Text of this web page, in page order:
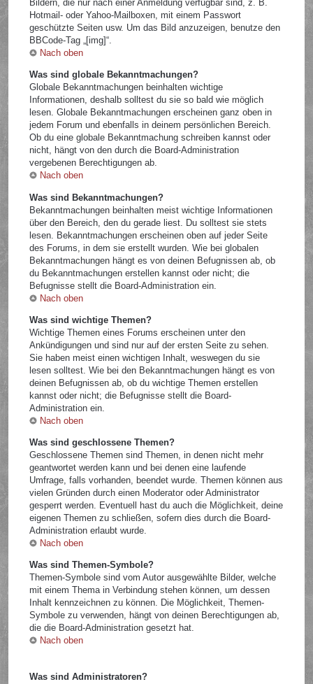
Bildern, die nur nach einer Anmeldung verfügbar sind, z. B.
Hotmail- oder Yahoo-Mailboxen, mit einem Passwort
geschützte Seiten usw. Um das Bild anzuzeigen, benutze den
BBCode-Tag „[img]“.
Nach oben
Was sind globale Bekanntmachungen?
Globale Bekanntmachungen beinhalten wichtige
Informationen, deshalb solltest du sie so bald wie möglich
lesen. Globale Bekanntmachungen erscheinen ganz oben in
jedem Forum und ebenfalls in deinem persönlichen Bereich.
Ob du eine globale Bekanntmachung schreiben kannst oder
nicht, hängt von den durch die Board-Administration
vergebenen Berechtigungen ab.
Nach oben
Was sind Bekanntmachungen?
Bekanntmachungen beinhalten meist wichtige Informationen
über den Bereich, den du gerade liest. Du solltest sie stets
lesen. Bekanntmachungen erscheinen oben auf jeder Seite
des Forums, in dem sie erstellt wurden. Wie bei globalen
Bekanntmachungen hängt es von deinen Befugnissen ab, ob
du Bekanntmachungen erstellen kannst oder nicht; die
Befugnisse stellt die Board-Administration ein.
Nach oben
Was sind wichtige Themen?
Wichtige Themen eines Forums erscheinen unter den
Ankündigungen und sind nur auf der ersten Seite zu sehen.
Sie haben meist einen wichtigen Inhalt, weswegen du sie
lesen solltest. Wie bei den Bekanntmachungen hängt es von
deinen Befugnissen ab, ob du wichtige Themen erstellen
kannst oder nicht; die Befugnisse stellt die Board-
Administration ein.
Nach oben
Was sind geschlossene Themen?
Geschlossene Themen sind Themen, in denen nicht mehr
geantwortet werden kann und bei denen eine laufende
Umfrage, falls vorhanden, beendet wurde. Themen können aus
vielen Gründen durch einen Moderator oder Administrator
gesperrt werden. Eventuell hast du auch die Möglichkeit, deine
eigenen Themen zu schließen, sofern dies durch die Board-
Administration erlaubt wurde.
Nach oben
Was sind Themen-Symbole?
Themen-Symbole sind vom Autor ausgewählte Bilder, welche
mit einem Thema in Verbindung stehen können, um dessen
Inhalt kennzeichnen zu können. Die Möglichkeit, Themen-
Symbole zu verwenden, hängt von deinen Berechtigungen ab,
die die Board-Administration gesetzt hat.
Nach oben
Was sind Administratoren?